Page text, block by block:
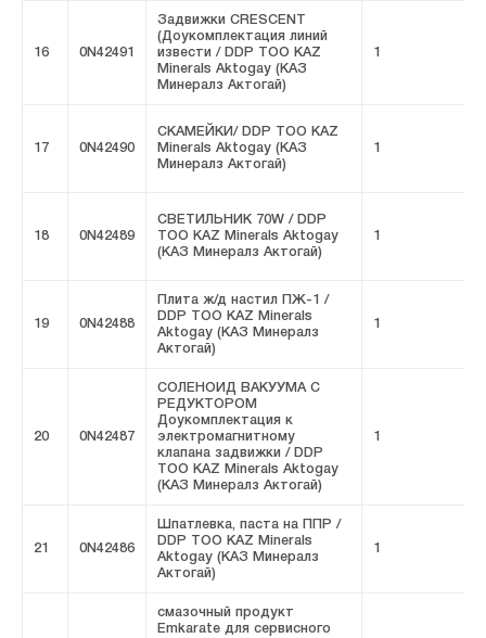
16 0N42491
Задвижки CRESCENT
(Доукомплектация линий
извести / DDP ТОО KAZ
Minerals Aktogay (КАЗ
Минералз Актогай)
1
17 0N42490
СКАМЕЙКИ/ DDP ТОО KAZ
Minerals Aktogay (КАЗ
Минералз Актогай)
1
18 0N42489
СВЕТИЛЬНИК 70W / DDP
ТОО KAZ Minerals Aktogay
(КАЗ Минералз Актогай)
1
19 0N42488
Плита ж/д настил ПЖ-1 /
DDP ТОО KAZ Minerals
Aktogay (КАЗ Минералз
Актогай)
1
20 0N42487
СОЛЕНОИД ВАКУУМА С
РЕДУКТОРОМ
Доукомплектация к
электромагнитному
клапана задвижки / DDP
ТОО KAZ Minerals Aktogay
(КАЗ Минералз Актогай)
1
21 0N42486
Шпатлевка, паста на ППР /
DDP ТОО KAZ Minerals
Aktogay (КАЗ Минералз
Актогай)
1
смазочный продукт
Emkarate для сервисного